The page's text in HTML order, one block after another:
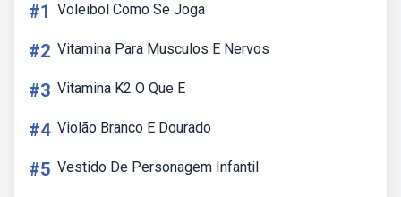
#1 Voleibol Como Se Joga
#2 Vitamina Para Musculos E Nervos
#3 Vitamina K2 O Que E
#4 Violão Branco E Dourado
#5 Vestido De Personagem Infantil